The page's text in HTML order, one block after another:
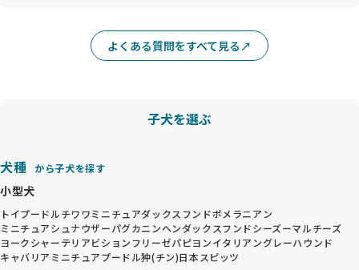
よくある質問をすべて見る
子犬を選ぶ
犬種 から子犬を探す
小型犬
トイプードルチワワミニチュアダックスフンドポメラニアン
ミニチュアシュナウザーパグカニンヘンダックスフンドシーズーマルチーズ
ヨークシャーテリアビションフリーゼパピヨンイタリアングレーハウンド
キャバリア ミニチュアプードル狆(チン)日本スピッツ